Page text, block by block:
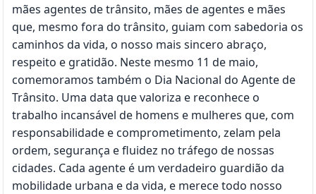
mães agentes de trânsito, mães de agentes e mães
que, mesmo fora do trânsito, guiam com sabedoria os
caminhos da vida, o nosso mais sincero abraço,
respeito e gratidão. Neste mesmo 11 de maio,
comemoramos também o Dia Nacional do Agente de
Trânsito. Uma data que valoriza e reconhece o
trabalho incansável de homens e mulheres que, com
responsabilidade e comprometimento, zelam pela
ordem, segurança e fluidez no tráfego de nossas
cidades. Cada agente é um verdadeiro guardião da
mobilidade urbana e da vida, e merece todo nosso